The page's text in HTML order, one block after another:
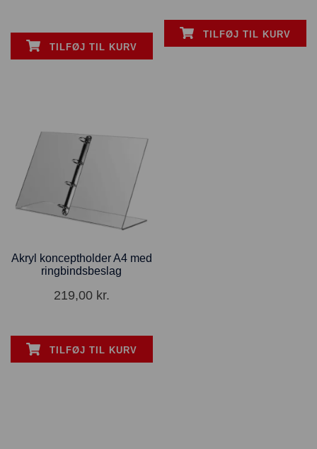
TILFØJ TIL KURV
TILFØJ TIL KURV
Akryl konceptholder A4 med
ringbindsbeslag
219,00 kr.
TILFØJ TIL KURV